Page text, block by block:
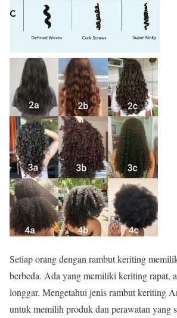
Setiap orang dengan rambut keriting
berbeda. Ada yang memiliki keriting rapat,
longgar. Mengetahui jenis rambut keriting
untuk memilih produk dan perawatan yang